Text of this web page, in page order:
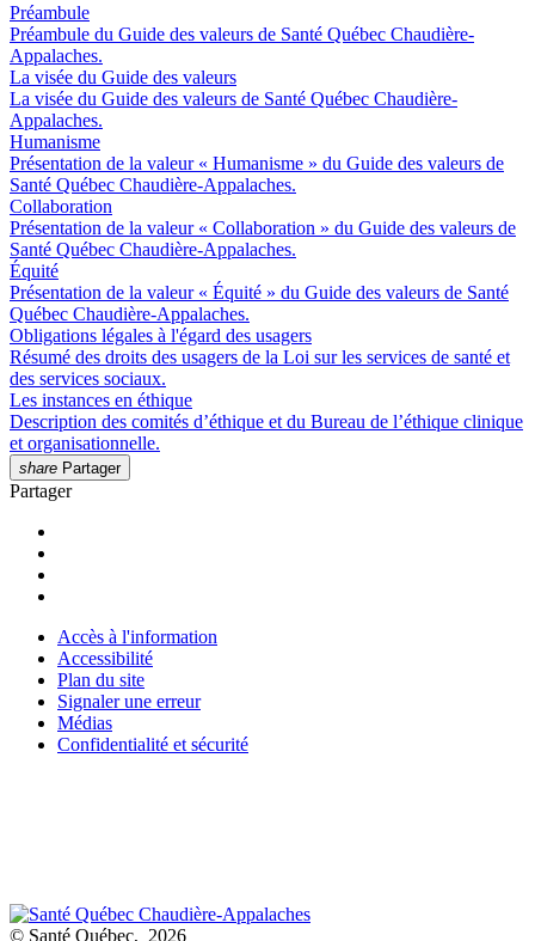
Préambule
Préambule du Guide des valeurs de Santé Québec Chaudière-
Appalaches.
La visée du Guide des valeurs
La visée du Guide des valeurs de Santé Québec Chaudière-
Appalaches.
Humanisme
Présentation de la valeur « Humanisme » du Guide des valeurs de
Santé Québec Chaudière-Appalaches.
Collaboration
Présentation de la valeur « Collaboration » du Guide des valeurs de
Santé Québec Chaudière-Appalaches.
Équité
Présentation de la valeur « Équité » du Guide des valeurs de Santé
Québec Chaudière-Appalaches.
Obligations légales à l'égard des usagers
Résumé des droits des usagers de la Loi sur les services de santé et
des services sociaux.
Les instances en éthique
Description des comités d’éthique et du Bureau de l’éthique clinique
et organisationnelle.
share Partager
Partager
Accès à l'information
Accessibilité
Plan du site
Signaler une erreur
Médias
Confidentialité et sécurité
© Santé Québec, 2026